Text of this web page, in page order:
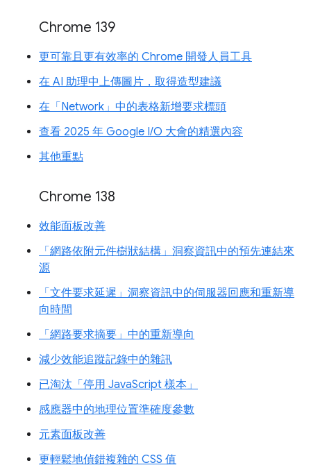
Chrome 139
更可靠且更有效率的 Chrome 開發人員工具
在 AI 助理中上傳圖片，取得造型建議
在「Network」中的表格新增要求標頭
查看 2025 年 Google I/O 大會的精選內容
其他重點
Chrome 138
效能面板改善
「網路依附元件樹狀結構」洞察資訊中的預先連結來
源
「文件要求延遲」洞察資訊中的伺服器回應和重新導
向時間
「網路要求摘要」中的重新導向
減少效能追蹤記錄中的雜訊
已淘汰「停用 JavaScript 樣本」
感應器中的地理位置準確度參數
元素面板改善
更輕鬆地偵錯複雜的 CSS 值